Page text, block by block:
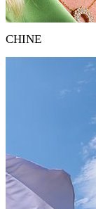
CHINE